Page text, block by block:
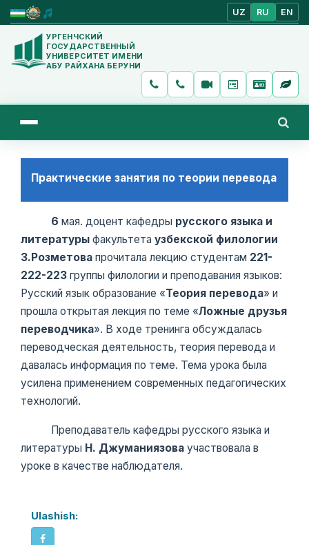
UZ RU EN
УРГЕНЧСКИЙ
ГОСУДАРСТВЕННЫЙ
УНИВЕРСИТЕТ ИМЕНИ
АБУ РАЙХАНА БЕРУНИ
Практические занятия по теории перевода
6 мая. доцент кафедры русского языка и
литературы факультета узбекской филологии
З.Розметова прочитала лекцию студентам 221-
222-223 группы филологии и преподавания языков:
Русский язык образование «Теория перевода» и
прошла открытая лекция по теме «Ложные друзья
переводчика». В ходе тренинга обсуждалась
переводческая деятельность, теория перевода и
давалась информация по теме. Тема урока была
усилена применением современных педагогических
технологий.
Преподаватель кафедры русского языка и
литературы Н. Джуманиязова участвовала в
уроке в качестве наблюдателя.
Ulashish: